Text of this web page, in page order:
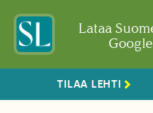
Lataa
TILAA LEHTI